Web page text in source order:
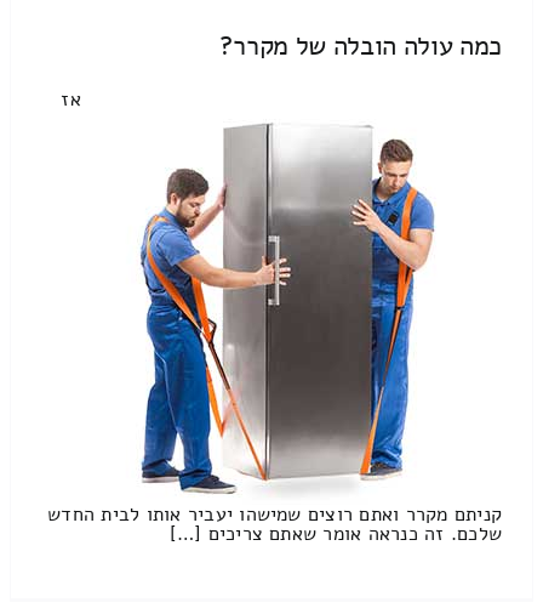
כמה עולה הובלה של מקרר?
אז
קניתם מקרר ואתם רוצים שמישהו יעביר אותו לבית החדש
שלכם. זה כנראה אומר שאתם צריכים […]